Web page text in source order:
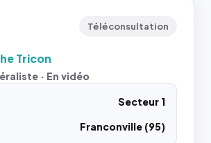
Téléconsultation
Tricon
· En vidéo
Secteur 1
Franconville (95)